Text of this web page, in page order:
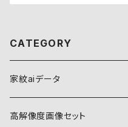
CATEGORY
家紋aiデータ
自然紋
高解像度画像セット